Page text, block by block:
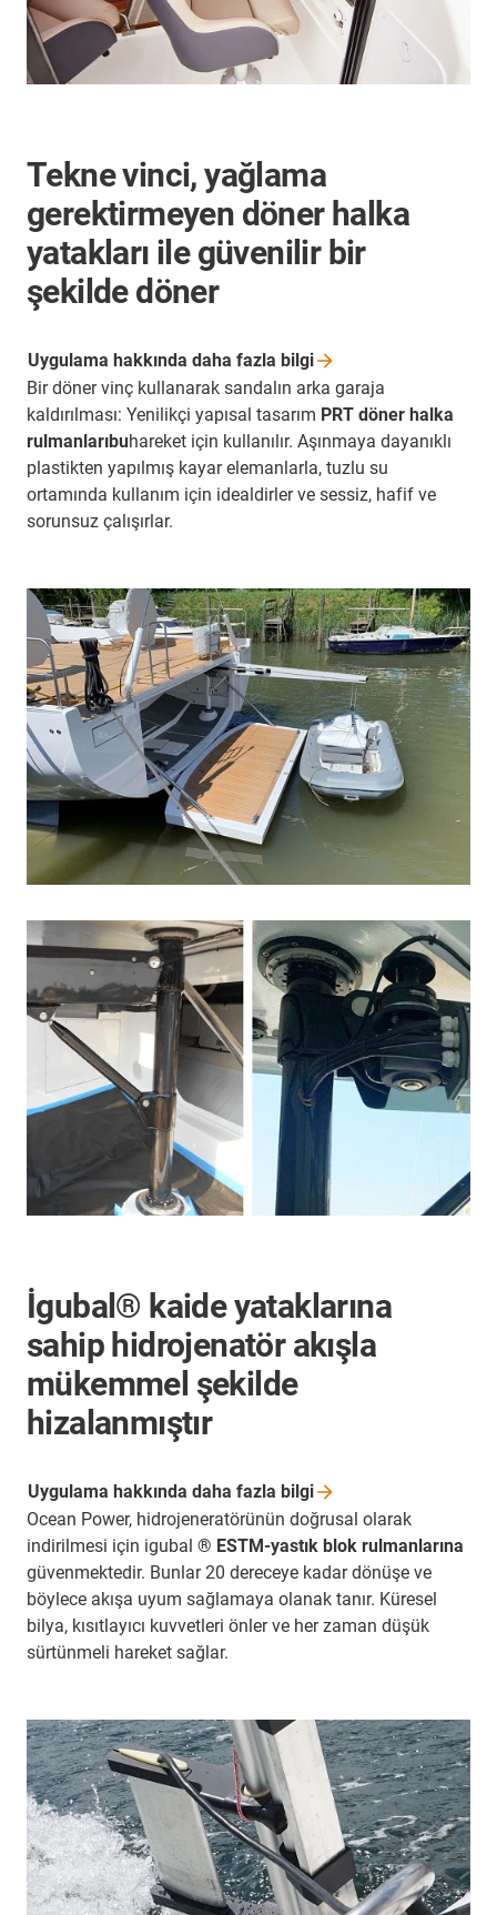
Tekne vinci, yağlama
gerektirmeyen döner halka
yatakları ile güvenilir bir
şekilde döner
Bir döner vinç kullanarak sandalın arka garaja
kaldırılması: Yenilikçi yapısal tasarım PRT döner halka
rulmanlarıbuhareket için kullanılır. Aşınmaya dayanıklı
plastikten yapılmış kayar elemanlarla, tuzlu su
ortamında kullanım için idealdirler ve sessiz, hafif ve
sorunsuz çalışırlar.
Uygulama hakkında daha fazla bilgi
İgubal® kaide yataklarına
sahip hidrojenatör akışla
mükemmel şekilde
hizalanmıştır
Ocean Power, hidrojeneratörünün doğrusal olarak
indirilmesi için igubal ® ESTM-yastık blok rulmanlarına
güvenmektedir. Bunlar 20 dereceye kadar dönüşe ve
böylece akışa uyum sağlamaya olanak tanır. Küresel
bilya, kısıtlayıcı kuvvetleri önler ve her zaman düşük
sürtünmeli hareket sağlar.
Uygulama hakkında daha fazla bilgi